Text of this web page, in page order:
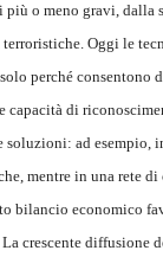
o meno gravi, dalla
terroristiche. Oggi le
perché consentono
capacità di
ad esempio,
mentre in una rete
bilancio economico
crescente diffusione